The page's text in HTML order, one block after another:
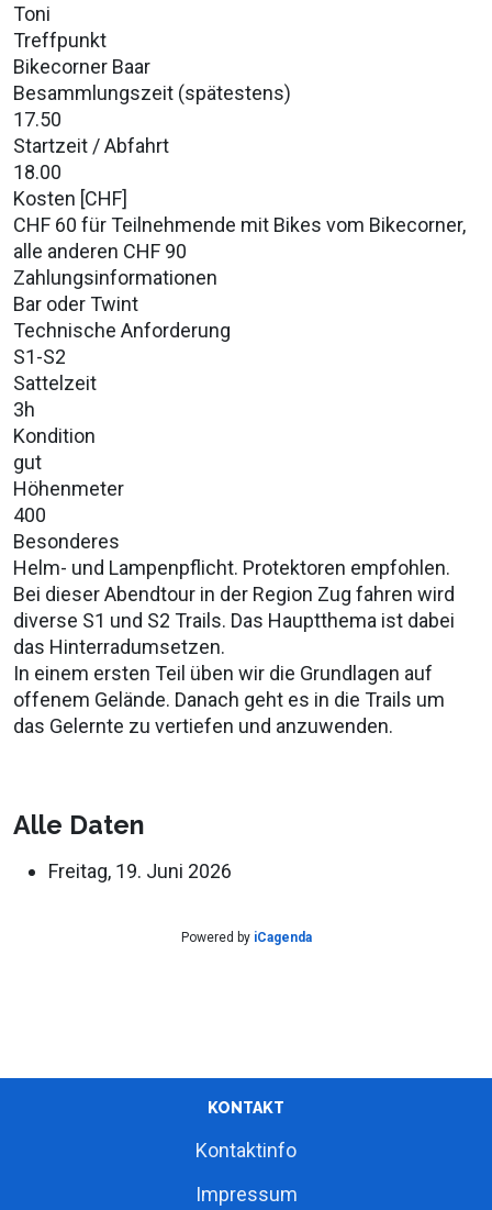
Toni
Treffpunkt
Bikecorner Baar
Besammlungszeit (spätestens)
17.50
Startzeit / Abfahrt
18.00
Kosten [CHF]
CHF 60 für Teilnehmende mit Bikes vom Bikecorner,
alle anderen CHF 90
Zahlungsinformationen
Bar oder Twint
Technische Anforderung
S1-S2
Sattelzeit
3h
Kondition
gut
Höhenmeter
400
Besonderes
Helm- und Lampenpflicht. Protektoren empfohlen.
Bei dieser Abendtour in der Region Zug fahren wird
diverse S1 und S2 Trails. Das Hauptthema ist dabei
das Hinterradumsetzen.
In einem ersten Teil üben wir die Grundlagen auf
offenem Gelände. Danach geht es in die Trails um
das Gelernte zu vertiefen und anzuwenden.
Alle Daten
Freitag, 19. Juni 2026
Powered by iCagenda
KONTAKT
Kontaktinfo
Impressum